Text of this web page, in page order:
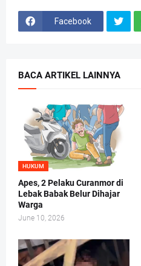
Facebook
BACA ARTIKEL LAINNYA
HUKUM
Apes, 2 Pelaku Curanmor di
Lebak Babak Belur Dihajar
Warga
June 10, 2026